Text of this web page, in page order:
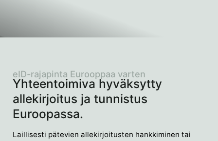
Yhteentoimiva hyväksytty
allekirjoitus ja tunnistus
Euroopassa.
eID-rajapinta Eurooppaa varten
Laillisesti pätevien allekirjoitusten hankkiminen tai